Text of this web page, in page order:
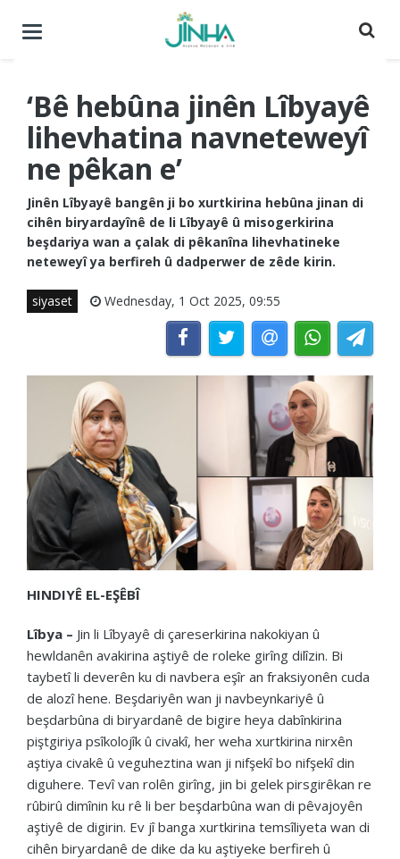
Menuyê
‘Bê hebûna jinên Lîbyayê
lihevhatina navneteweyî
ne pêkan e’
Jinên Lîbyayê bangên ji bo xurtkirina hebûna jinan di
cihên biryardayînê de li Lîbyayê û misogerkirina
beşdariya wan a çalak di pêkanîna lihevhatineke
neteweyî ya berfireh û dadperwer de zêde kirin.
siyaset Wednesday, 1 Oct 2025, 09:55
HINDIYÊ EL-EŞÊBÎ
Lîbya – Jin li Lîbyayê di çareserkirina nakokiyan û
hewldanên avakirina aştiyê de roleke girîng dilîzin. Bi
taybetî li deverên ku di navbera eşîr an fraksiyonên cuda
de alozî hene. Beşdariyên wan ji navbeynkariyê û
beşdarbûna di biryardanê de bigire heya dabînkirina
piştgiriya psîkolojîk û civakî, her weha xurtkirina nirxên
aştiya civakê û veguheztina wan ji nifşekî bo nifşekî din
diguhere. Tevî van rolên girîng, jin bi gelek pirsgirêkan re
rûbirû dimînin ku rê li ber beşdarbûna wan di pêvajoyên
aştiyê de digirin. Ev jî banga xurtkirina temsîliyeta wan di
cihên biryardanê de dike da ku aştiyeke berfireh û